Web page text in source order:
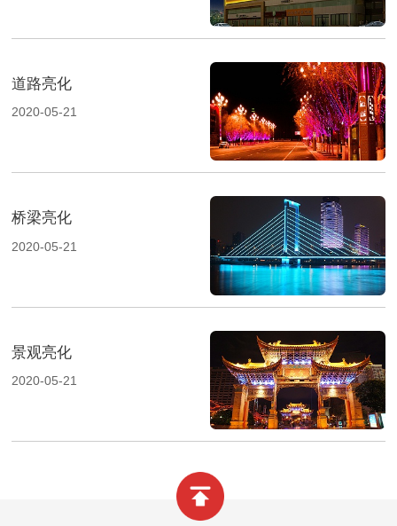
道路亮化
2020-05-21
桥梁亮化
2020-05-21
景观亮化
2020-05-21